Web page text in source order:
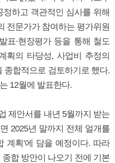
하고 객관적인 심사를 위해
전문가가 참여하는 평가위원
표·현장평가 등을 통해 철도
획의 타당성, 사업비 추정의
종합적으로 검토하기로 했다.
12월에 발표한다.
제안서를 내년 5월까지 받는
2025년 말까지 전체 얼개를
계획’에 담을 예정이다. 따라
합 방안이 나오기 전에 기본